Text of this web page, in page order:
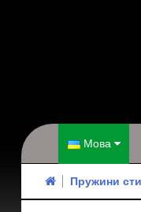
Мова
Пружини